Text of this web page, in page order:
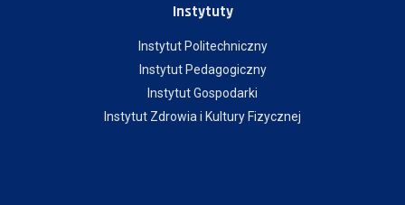
Instytuty
Instytut Politechniczny
Instytut Pedagogiczny
Instytut Gospodarki
Instytut Zdrowia i Kultury Fizycznej